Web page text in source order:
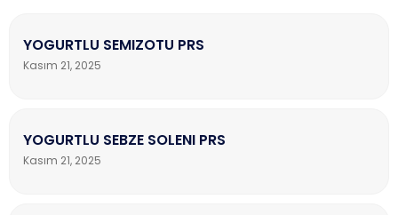
YOGURTLU SEMIZOTU PRS
Kasım 21, 2025
YOGURTLU SEBZE SOLENI PRS
Kasım 21, 2025